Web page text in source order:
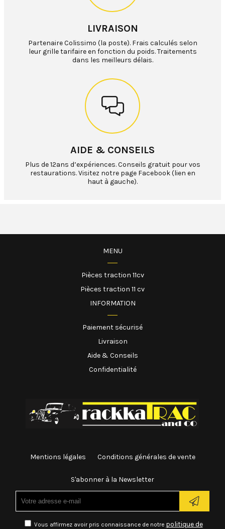
LIVRAISON
Partenaire Colissimo (la poste). Frais calculés selon
leur grille tarifaire en fonction du poids. Traitements
dans les meilleurs délais.
AIDE & CONSEILS
Plus de 12ans d’expériences. Conseils gratuit pour vos
restaurations. Visitez notre page Facebook (lien en
haut à gauche).
MENU
Pièces traction 11cv
Pièces traction 11 cv
INFORMATION
Paiement sécurisé
Livraison
Aide & Conseils
Confidentialité
Mentions légales Conditions générales de vente
S'abonner à la Newsletter
Vous affirmez avoir pris connaissance de notre politique de